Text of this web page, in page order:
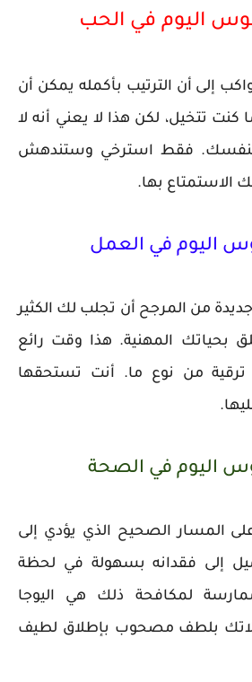
اليوم في الحب
إلى أن الترتيب بأكمله يمكن أن
كنت تتخيل، لكن هذا لا يعني أنه لا
بنفسك. فقط استرخي وستندهش
الاستمتاع بها.
اليوم في العمل
جديدة من المرجح أن تجلب لك الكثير
بحياتك المهنية. هذا وقت رائع
ترقية من نوع ما. أنت تستحقها
اليوم في الصحة
المسار الصحيح الذي يؤدي إلى
إلى فقدانه بسهولة في لحظة
لمكافحة ذلك هي اليوجا
بلطف مصحوب بإطلاق لطيف